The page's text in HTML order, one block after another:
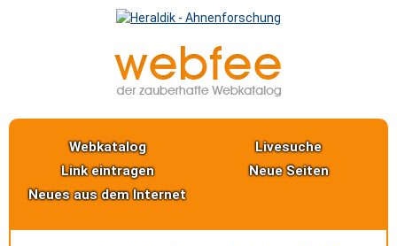
Webkatalog
Livesuche
Link eintragen
Neue Seiten
Neues aus dem Internet